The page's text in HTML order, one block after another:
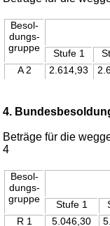
Besol-
dungs-
gruppe
Stufe 1
A 2
2.614,93
4.
Beträge für die
4
Besol-
dungs-
gruppe
Stufe 1
R 1
5.046,30